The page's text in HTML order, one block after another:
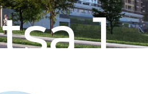
1